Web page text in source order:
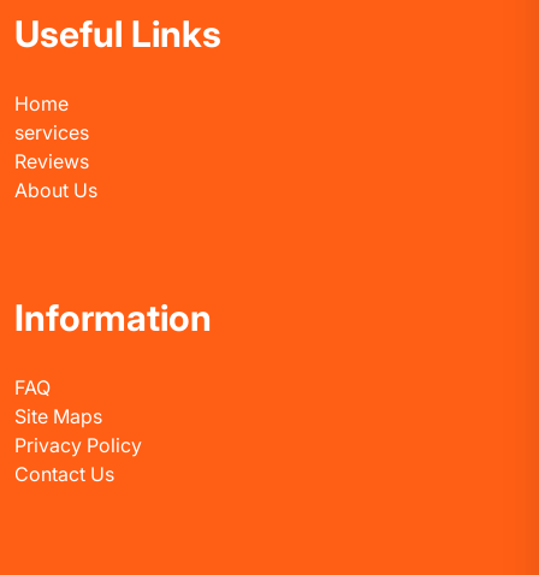
Useful Links
Home
services
Reviews
About Us
Information
FAQ
Site Maps
Privacy Policy
Contact Us